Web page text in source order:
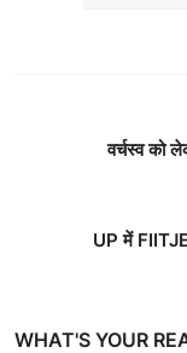
वर्चस्व को
UP में
WHAT'S YOUR